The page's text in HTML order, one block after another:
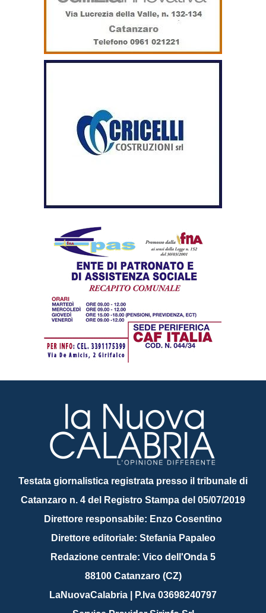
Testata giornalistica registrata presso il tribunale di
Catanzaro n. 4 del Registro Stampa del 05/07/2019
Direttore responsabile: Enzo Cosentino
Direttore editoriale: Stefania Papaleo
Redazione centrale: Vico dell'Onda 5
88100 Catanzaro (CZ)
LaNuovaCalabria | P.Iva 03698240797